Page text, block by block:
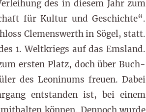
des in diesem Jahr zum
für Kultur und Geschichte“.
Clemenswerth in Sögel, statt.
1. Weltkriegs auf das Emsland.
ersten Platz, doch über Buch-
des Leoninums freuen. Dabei
entstanden ist, bei einem
können. Dennoch wurde